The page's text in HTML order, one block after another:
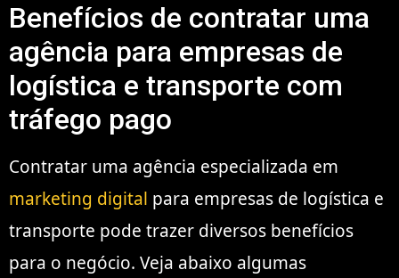
Benefícios de contratar uma
agência para empresas de
logística e transporte com
tráfego pago
Contratar uma agência especializada em
marketing digital para empresas de logística e
transporte pode trazer diversos benefícios
para o negócio. Veja abaixo algumas